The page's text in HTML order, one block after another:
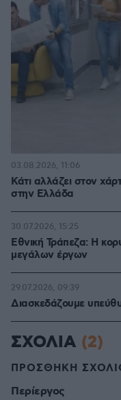
Κάτι αλλάζει στον
στην Ελλάδα
03.08.2026, 11:06
Εθνική Τράπεζα: Η
μεγάλων έργων
30.07.2026, 15:25
Διασκεδάζουμε
29.07.2026, 09:39
ΣΧΟΛΙΑ (2)
ΠΡΟΣΘΗΚΗ
Περίεργος